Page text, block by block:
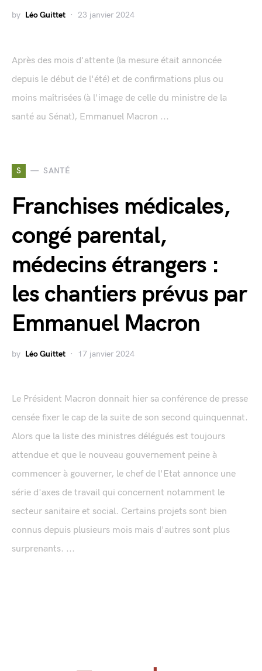
by Léo Guittet 23 janvier 2024
Après des mois d'attente (la mesure était annoncée
depuis le début de l'été) et de confirmations plus ou
moins maîtrisées (à l'image de celle du ministre de la
santé au Sénat), Emmanuel Macron ...
S SANTÉ
Franchises médicales,
congé parental,
médecins étrangers :
les chantiers prévus par
Emmanuel Macron
by Léo Guittet 17 janvier 2024
Le Président Macron donnait hier sa conférence de presse
censée fixer le cap de la suite de son second quinquennat.
Alors que la liste des ministres délégués est toujours
attendue et que le nouveau gouvernement peine à
commencer à gouverner, le chef de l'Etat annonce une
série d'axes de travail qui concernent notamment le
secteur sanitaire et social. Certains projets sont bien
connus depuis plusieurs mois mais d'autres sont plus
surprenants. ...